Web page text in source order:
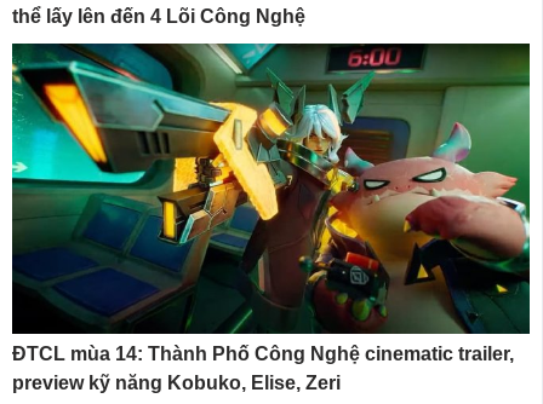
thể lấy lên đến 4 Lõi Công Nghệ
ĐTCL mùa 14: Thành Phố Công Nghệ cinematic trailer,
preview kỹ năng Kobuko, Elise, Zeri